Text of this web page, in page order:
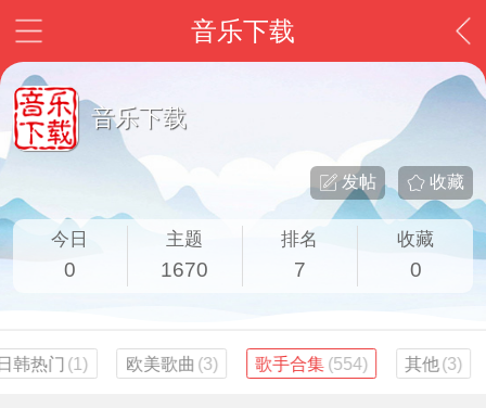
音乐下载
音乐下载
收藏
发帖
今日
0
主题
1670
排名
7
收藏
0
韩热门 (1) 欧美歌曲 (3) 歌手合集 (554) 其他(3)